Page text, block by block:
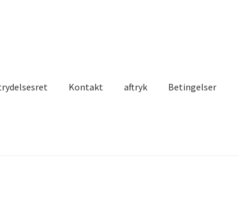
Kontakt aftryk Betingelser